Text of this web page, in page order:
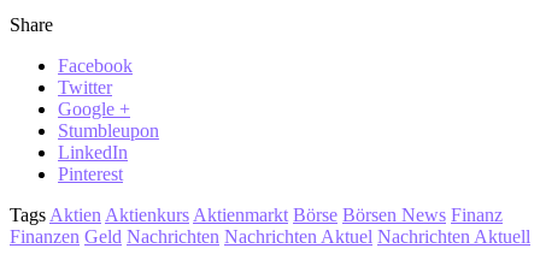
Share
Facebook
Twitter
Google +
Stumbleupon
LinkedIn
Pinterest
Tags Aktien Aktienkurs Aktienmarkt Börse Börsen News Finanz
Finanzen Geld Nachrichten Nachrichten Aktuel Nachrichten Aktuell